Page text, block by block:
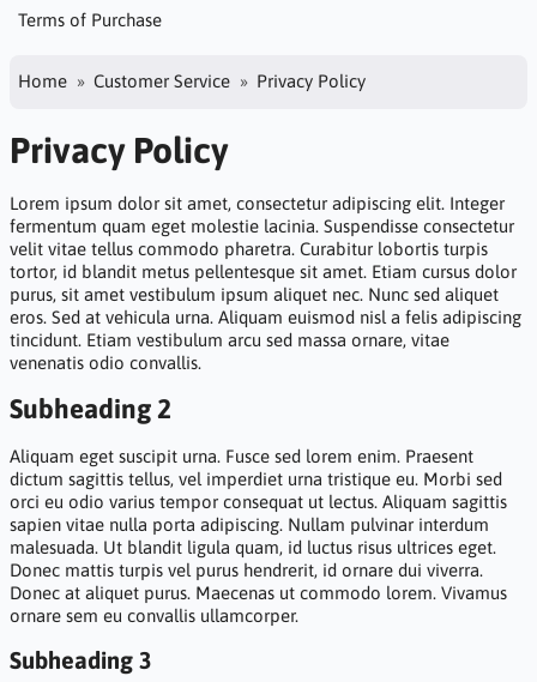
Terms of Purchase
Home Customer Service Privacy Policy
Privacy Policy
Lorem ipsum dolor sit amet, consectetur adipiscing elit. Integer
fermentum quam eget molestie lacinia. Suspendisse consectetur
velit vitae tellus commodo pharetra. Curabitur lobortis turpis
tortor, id blandit metus pellentesque sit amet. Etiam cursus dolor
purus, sit amet vestibulum ipsum aliquet nec. Nunc sed aliquet
eros. Sed at vehicula urna. Aliquam euismod nisl a felis adipiscing
tincidunt. Etiam vestibulum arcu sed massa ornare, vitae
venenatis odio convallis.
Subheading 2
Aliquam eget suscipit urna. Fusce sed lorem enim. Praesent
dictum sagittis tellus, vel imperdiet urna tristique eu. Morbi sed
orci eu odio varius tempor consequat ut lectus. Aliquam sagittis
sapien vitae nulla porta adipiscing. Nullam pulvinar interdum
malesuada. Ut blandit ligula quam, id luctus risus ultrices eget.
Donec mattis turpis vel purus hendrerit, id ornare dui viverra.
Donec at aliquet purus. Maecenas ut commodo lorem. Vivamus
ornare sem eu convallis ullamcorper.
Subheading 3